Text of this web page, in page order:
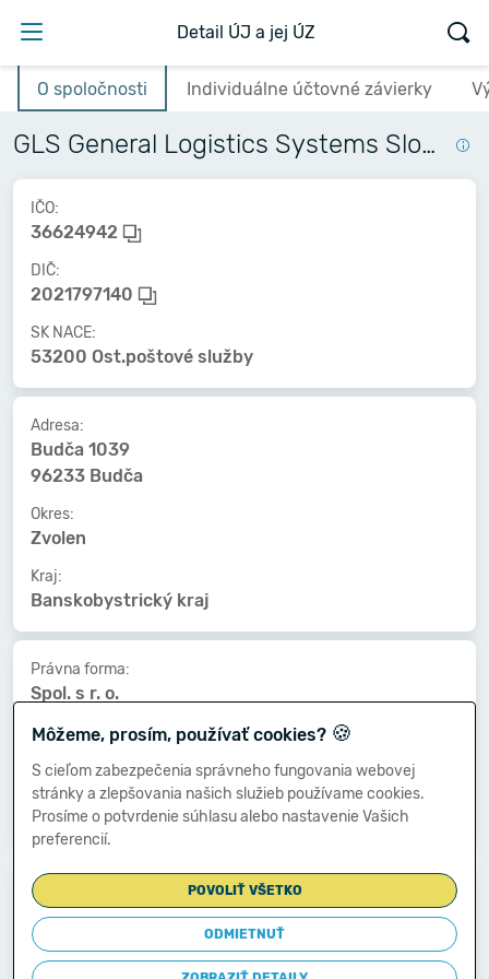
Detail ÚJ a jej ÚZ
O spoločnosti Individuálne účtovné závierky
GLS General Logistics Systems Slovakia s.r.o.
IČO:
36624942
DIČ:
2021797140
SK NACE:
53200 Ost.poštové služby
Adresa:
Budča 1039
96233 Budča
Okres:
Zvolen
Kraj:
Banskobystrický kraj
Právna forma:
Spol. s r. o.
Kat. veľkosti:
Druh vlastníctva:
Zahraničné
Dátum vzniku:
02.04.2004
Dátum zániku:
-
Môžeme, prosím, používať cookies? 🍪
S cieľom zabezpečenia správneho fungovania webovej
stránky a zlepšovania našich služieb používame cookies.
Prosíme o potvrdenie súhlasu alebo nastavenie Vašich
preferencií.
POVOLIŤ VŠETKO
ODMIETNUŤ